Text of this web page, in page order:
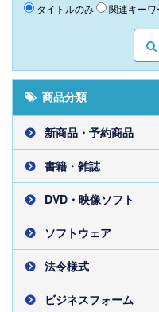
タイトルのみ 関連キー
商品分類
新商品・予約商品
書籍・雑誌
DVD・映像ソフト
ソフトウェア
法令様式
ビジネスフォーム